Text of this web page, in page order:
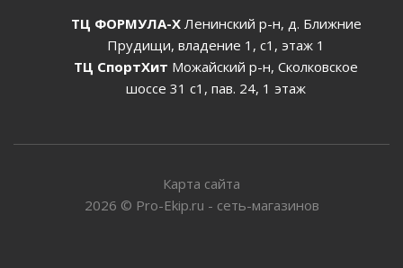
ТЦ ФОРМУЛА-ХЛенинский р-н, д. Ближние
Прудищи, владение 1, с1, этаж 1
ТЦ СпортХит Можайский р-н, Сколковское
шоссе 31 с1, пав. 24, 1 этаж
Карта сайта
2026 © Pro-Ekip.ru - сеть-магазинов